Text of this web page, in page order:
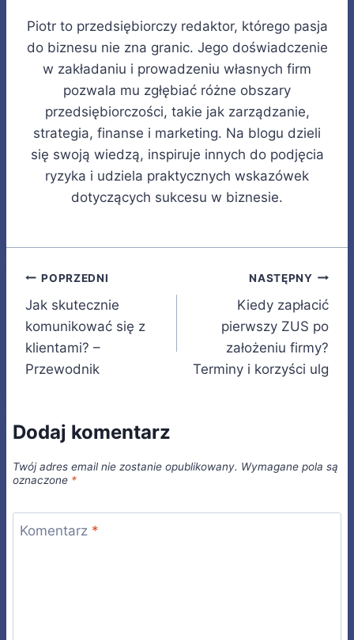
Piotr to przedsiębiorczy redaktor, którego pasja
do biznesu nie zna granic. Jego doświadczenie
w zakładaniu i prowadzeniu własnych firm
pozwala mu zgłębiać różne obszary
przedsiębiorczości, takie jak zarządzanie,
strategia, finanse i marketing. Na blogu dzieli
się swoją wiedzą, inspiruje innych do podjęcia
ryzyka i udziela praktycznych wskazówek
dotyczących sukcesu w biznesie.
Nawigacja
wpisu
POPRZEDNI
Jak skutecznie
komunikować się z
klientami? –
Przewodnik
NASTĘPNY
Kiedy zapłacić
pierwszy ZUS po
założeniu firmy?
Terminy i korzyści ulg
Dodaj komentarz
Twój adres email nie zostanie opublikowany. Wymagane pola są
oznaczone *
Komentarz *